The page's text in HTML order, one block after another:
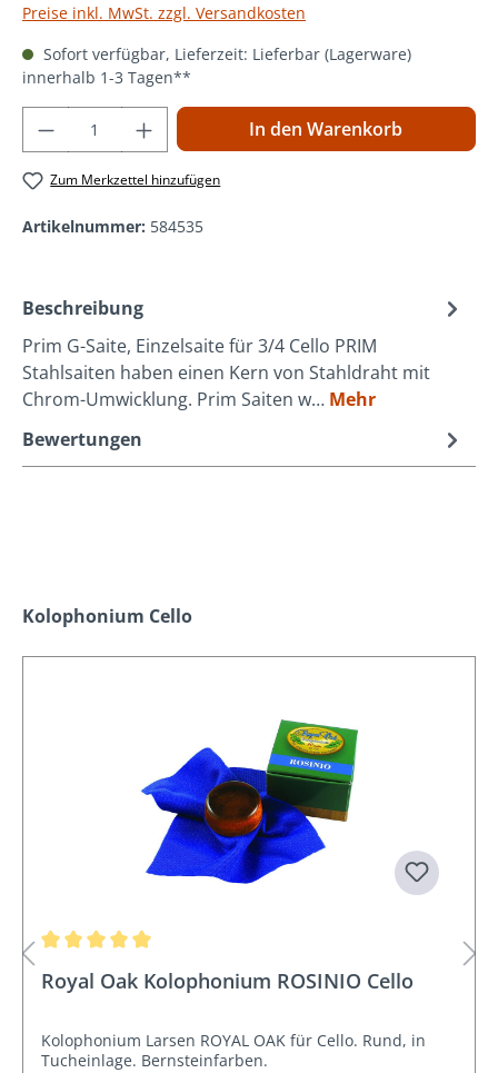
Preise inkl. MwSt. zzgl. Versandkosten
Sofort verfügbar, Lieferzeit: Lieferbar (Lagerware)
innerhalb 1-3 Tagen**
Produkt Anzahl: Gib den gewünschten
In den Warenkorb
Zum Merkzettel hinzufügen
Artikelnummer: 584535
Beschreibung
Prim G-Saite, Einzelsaite für 3/4 Cello PRIM
Stahlsaiten haben einen Kern von Stahldraht mit
Chrom-Umwicklung. Prim Saiten w… Mehr
Bewertungen
Produktgalerie überspringen
Kolophonium Cello
Royal Oak Kolophonium ROSINIO Cello
Kolophonium Larsen ROYAL OAK für Cello. Rund, in
Tucheinlage. Bernsteinfarben.